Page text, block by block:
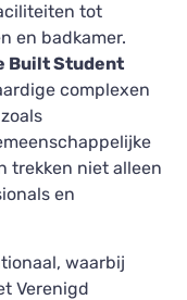
tot
en badkamer.
Built Student
complexen
trekken niet alleen
en
waarbij
Verenigd